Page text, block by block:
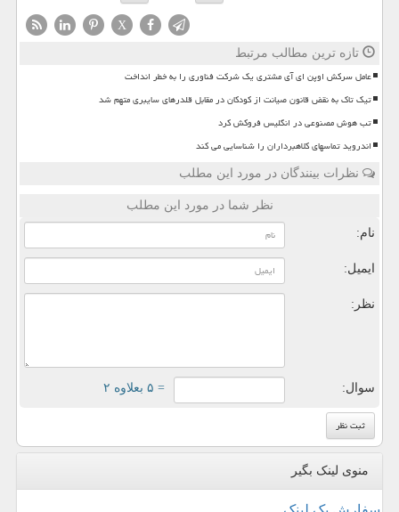
X
تازه ترین مطالب مرتبط
عامل سرکش اوپن ای آی مشتری یک شرکت فناوری را به خطر انداخت
تیک تاک به نقض قانون صیانت از کودکان در مقابل قلدرهای سایبری متهم شد
تب هوش مصنوعی در انگلیس فروکش کرد
اندروید تماسهای کلاهبرداران را شناسایی می کند
نظرات بینندگان در مورد این مطلب
نظر شما در مورد این مطلب
نام:
ایمیل:
نظر:
سوال: = ۵ بعلاوه ۲
منوی لینک بگیر